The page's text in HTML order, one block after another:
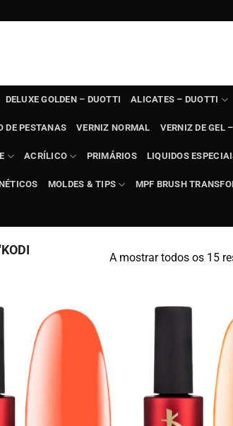
DELUXE GOLDEN – DUOTTI ALICATES – DUOTTI
DE PESTANAS VERNIZ NORMAL VERNIZ DE GEL
ACRÍLICO PRIMÁRIOS LIQUIDOS
MOLDES & TIPS MPF BRUSH
A mostrar todos os 15